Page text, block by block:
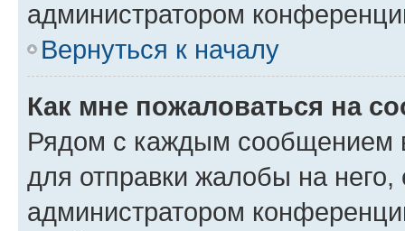
администратором
Вернуться к началу
Как мне пожаловаться на
Рядом с каждым сообщением
для отправки жалобы на
администратором